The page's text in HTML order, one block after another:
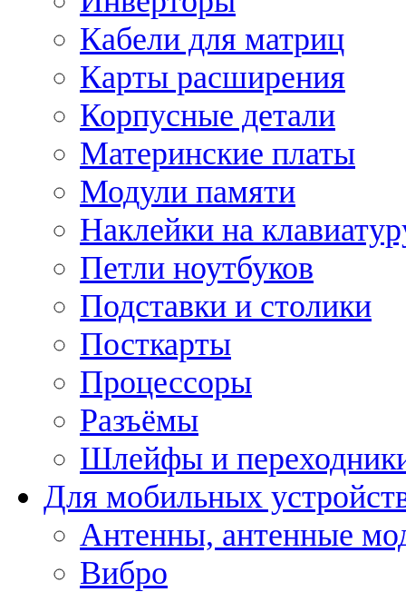
Кабели для матриц
Карты расширения
Корпусные детали
Материнские платы
Модули памяти
Наклейки на
Петли ноутбуков
Подставки и столики
Посткарты
Процессоры
Разъёмы
Шлейфы и
Для мобильных
Антенны, антенные
Вибро